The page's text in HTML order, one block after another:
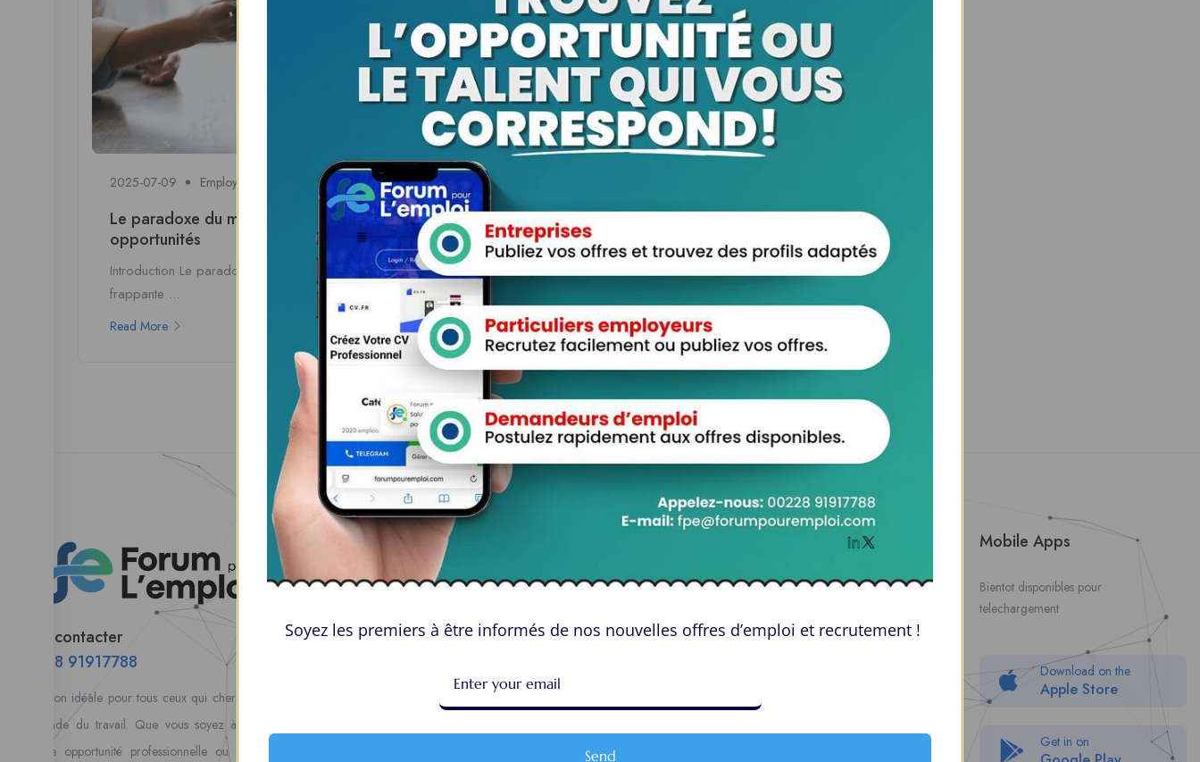
2025-07-09 Employment and Economy 0 commentaires
Le paradoxe du monde de l’emploi en Afrique : défis et
opportunités
Introduction Le paradoxe du monde de l’emploi en Afrique est une réalité
frappante ...
Read More
Nous contacter
00228 91917788
la solution idéale pour tous ceux qui cherchent à se connecter
au monde du travail. Que vous soyez à la recherche d’une
nouvelle opportunité professionnelle ou que vous souhaitiez
Espaces Candidats
Parcourir les Candidats
Postuler en ligne : 5 erreurs
courantes à éviter pour maximiser
Espace Employeurs
Parcourirs les employeurs
Actualités
About Us
Contact Us
Mobile Apps
Bientot disponibles pour
telechargement
Download on the
Apple Store
Get in on
Soyez les premiers à être informés de nos nouvelles offres d’emploi et recrutement !
Send